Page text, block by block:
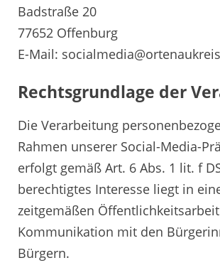
Badstraße 20
77652 Offenburg
E-Mail:
Rechtsgrundlage der
Die Verarbeitung
Rahmen unserer Social-Media-
erfolgt gemäß Art. 6 Abs. 1 lit. f
berechtigtes Interesse liegt in
zeitgemäßen
Kommunikation mit den
Bürgern.